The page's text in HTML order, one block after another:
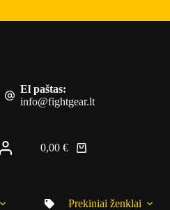
El paštas:
info@fightgear.lt
Shopping
0,00€
Prekiniai ženklai